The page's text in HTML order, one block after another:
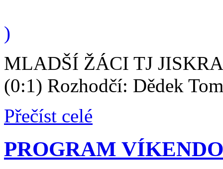
)
MLADŠÍ ŽÁCI TJ
(0:1) Rozhodčí: Dědek
Přečíst celé
PROGRAM